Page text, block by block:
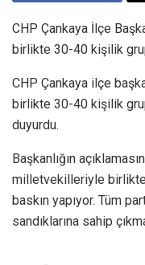
CHP Çankaya İlçe
birlikte 30-40 kişilik
CHP Çankaya ilçe
birlikte 30-40 kişilik
duyurdu.
Başkanlığın
milletvekilleriyle
baskın yapıyor. Tüm
sandıklarına sahip